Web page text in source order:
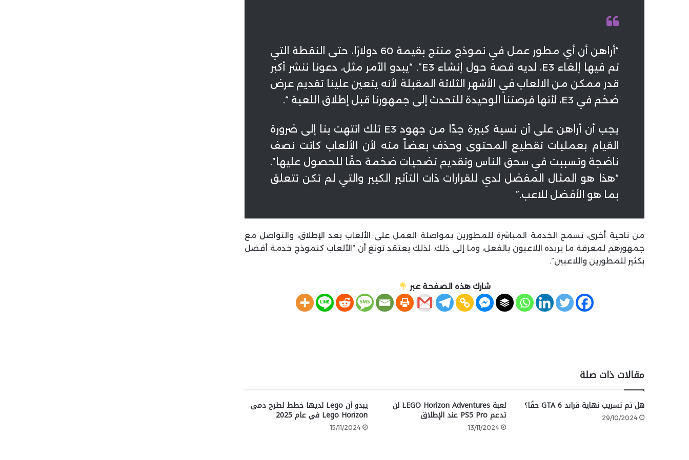
“أراهن أن أي مطور عمل في نموذج منتج بقيمة 60 دولارًا، حتى النقطة التي
تم فيها إلغاء E3، لديه قصة حول إنشاء E3”. “يبدو الأمر مثل، دعونا ننشر أكبر
قدر ممكن من الالعاب في الأشهر الثلاثة المقبلة لأنه يتعين علينا تقديم عرض
ضخم في E3، لأنها فرصتنا الوحيدة للتحدث إلى جمهورنا قبل إطلاق اللعبة “.
يجب أن أراهن على أن نسبة كبيرة جدًا من جهود E3 تلك انتهت بنا إلى ضرورة
القيام بعمليات تقطيع المحتوى وحذف بعضاً منه لأن الألعاب كانت نصف
ناضجة وتسببت في سحق الناس وتقديم تضحيات ضخمة حقًا للحصول عليها”.
“هذا هو المثال المفضل لدي للقرارات ذات التأثير الكبير والتي لم تكن تتعلق
بما هو الأفضل للاعب.”
من ناحية أخرى، تسمح الخدمة المباشرة للمطورين بمواصلة العمل على الألعاب بعد الإطلاق، والتواصل مع
جمهورهم لمعرفة ما يريده اللاعبون بالفعل، وما إلى ذلك. لذلك يعتقد تونغ أن “الألعاب كنموذج خدمة أفضل
بكثير للمطورين واللاعبين”.
شارك هذه الصفحة عبر
مقالات ذات صلة
هل تم تسريب نهاية قراند GTA 6 حقًا؟
29/10/2024
لعبة LEGO Horizon Adventures لن
تدعم PS5 Pro عند الإطلاق
13/11/2024
يبدو أن Lego لديها خطط لطرح دمى
Lego Horizon في عام 2025
15/11/2024